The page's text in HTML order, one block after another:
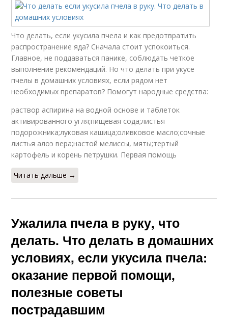
Что делать, если укусила пчела и как предотвратить
распространение яда? Сначала стоит успокоиться.
Главное, не поддаваться панике, соблюдать четкое
выполнение рекомендаций. Но что делать при укусе
пчелы в домашних условиях, если рядом нет
необходимых препаратов? Помогут народные средства:
раствор аспирина на водной основе и таблеток
активированного угля;пищевая сода;листья
подорожника;луковая кашица;оливковое масло;сочные
листья алоэ вера;настой мелиссы, мяты;тертый
картофель и корень петрушки. Первая помощь
Читать дальше →
Ужалила пчела в руку, что
делать. Что делать в домашних
условиях, если укусила пчела:
оказание первой помощи,
полезные советы
пострадавшим